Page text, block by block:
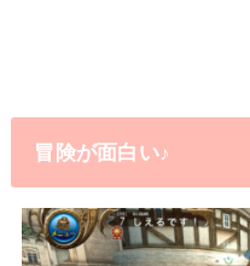
冒険が面白い♪